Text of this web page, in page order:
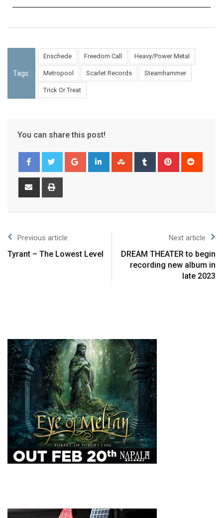
Tags:
Enschede Freedom Call Heavy/Power Metal
Metropool Scarlet Records Steamhammer
Trick Or Treat
You can share this post!
Previous article
Tyrant – The Lowest Level
Next article
DREAM THEATER to begin
recording new album in
late 2023